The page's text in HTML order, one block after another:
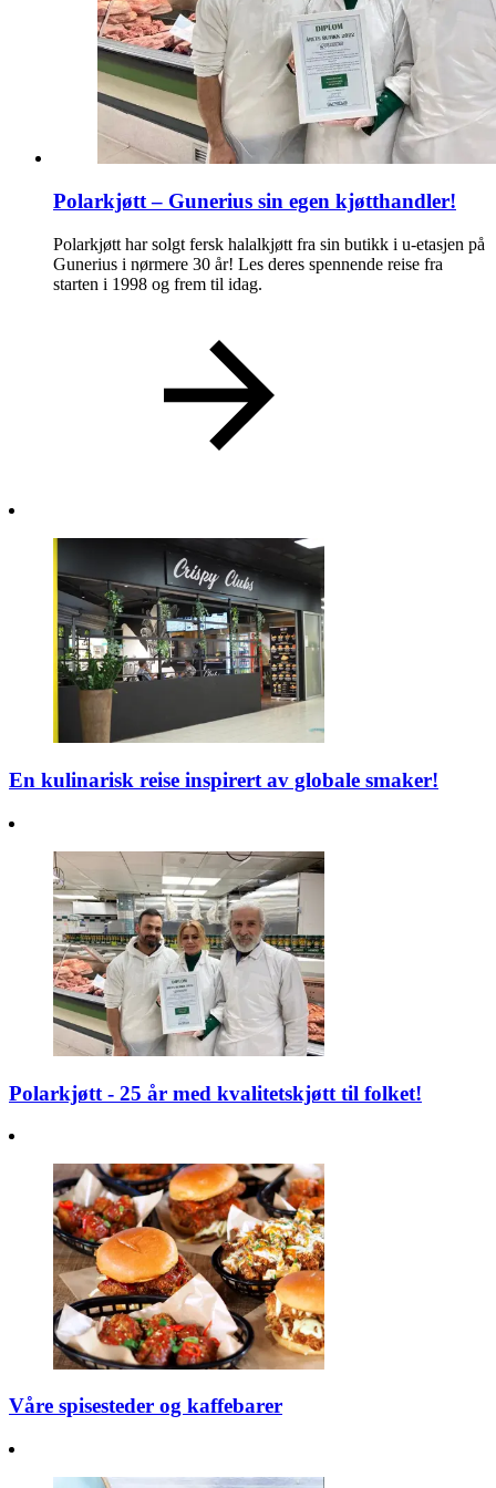
Polarkjøtt – Gunerius sin egen kjøtthandler!
Polarkjøtt har solgt fersk halalkjøtt fra sin butikk i u-etasjen på
Gunerius i nørmere 30 år! Les deres spennende reise fra
starten i 1998 og frem til idag.
En kulinarisk reise inspirert av globale smaker!
Polarkjøtt - 25 år med kvalitetskjøtt til folket!
Våre spisesteder og kaffebarer